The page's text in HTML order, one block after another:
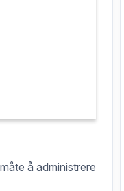
å administrere